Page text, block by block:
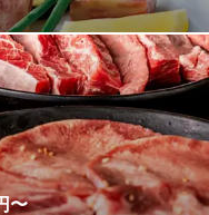
ダ、スープなどもついた
物中のランチや、お仕事
でも気軽に焼肉がお楽し
でしょうか？
〜